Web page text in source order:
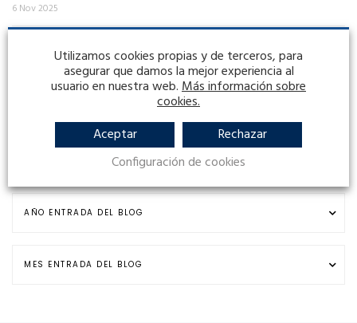
6 Nov 2025
18 Dic 2024Utilizamos cookies propias y de terceros, para
asegurar que damos la mejor experiencia al
usuario en nuestra web.Más información sobre
cookies.
Aceptar
Rechazar
Configuración de cookies